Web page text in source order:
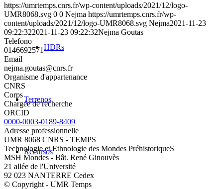
HDRs
Terrenos
Recursos
https://umrtemps.cnrs.fr/wp-content/uploads/2021/12/logo-
UMR8068.svg 0 0 Nejma https://umrtemps.cnrs.fr/wp-
content/uploads/2021/12/logo-UMR8068.svg Nejma2021-11-23
09:22:322021-11-23 09:22:32Nejma Goutas
Telefono
0146692571
Email
nejma.goutas@cnrs.fr
Organisme d'appartenance
CNRS
Corps
Chargée de recherche
ORCID
0000-0003-0189-8409
Adresse professionnelle
UMR 8068 CNRS - TEMPS
Technologie et Ethnologie des Mondes PréhistoriqueS
MSH Mondes - Bât. René Ginouvès
21 allée de l'Université
92 023 NANTERRE Cedex
© Copyright - UMR Temps